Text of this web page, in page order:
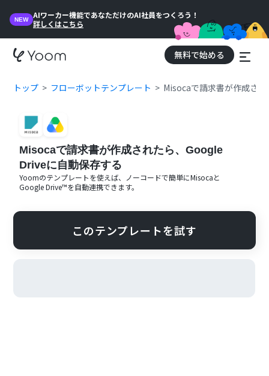
NEW
AIワーカー機能であなただけのAI社員をつくろう！
詳しくはこちら
無料で始める
トップ フローボットテンプレート Misocaで請求書が作成さ
Misocaで請求書が作成されたら、Google
Driveに自動保存する
Yoomのテンプレートを使えば、ノーコードで簡単にMisocaと
Google Drive™を自動連携できます。
このテンプレートを試す